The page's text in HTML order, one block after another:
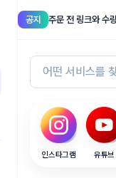
공지 주문 전 링크와 수
인스타그램 유튜브